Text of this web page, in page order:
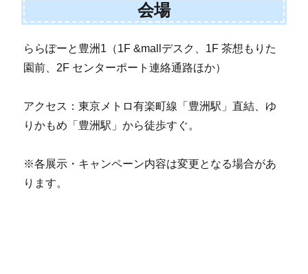
会場
ららぽーと豊洲1（1F &mallデスク、1F 茶想もりた
園前、2F センターポート連絡通路ほか）
アクセス：東京メトロ有楽町線「豊洲駅」直結、ゆ
りかもめ「豊洲駅」から徒歩すぐ。
※各展示・キャンペーン内容は変更となる場合があ
ります。